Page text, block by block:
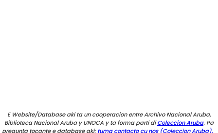
E Website/Database aki ta un cooperacion entre Archivo Nacional Aruba,
Biblioteca Nacional Aruba y UNOCA y ta forma parti diColeccion Aruba. Pa
pregunta tocante e database aki:tuma contacto cu nos (Coleccion Aruba).